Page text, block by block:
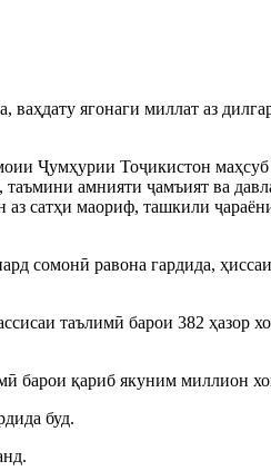
ягонаги миллат аз
Ҷумҳурии Тоҷикистон
амнияти ҷамъият ва
сатҳи маориф, ташкили
сомонӣ равона гардида,
таълимӣ барои 382 ҳазор
барои қариб якуним миллион
буд.